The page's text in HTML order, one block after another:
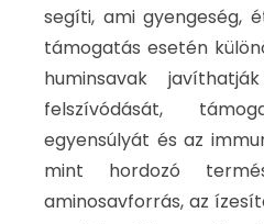
segíti, ami gyengeség,
támogatás esetén
huminsavak
felszívódását,
egyensúlyát és az
mint hordozó
aminosavforrás, az